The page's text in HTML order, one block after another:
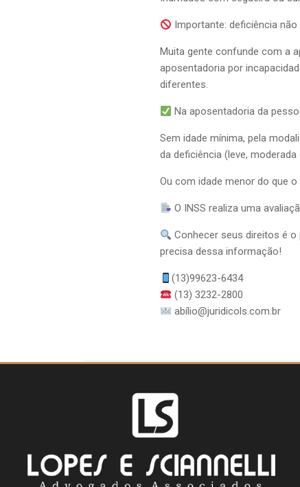
Importante: deficiência
Muita gente confunde com a
aposentadoria por
diferentes.
Na aposentadoria da
Sem idade mínima, pela
da deficiência (leve, moderada
Ou com idade menor do que
O INSS realiza uma
Conhecer seus direitos é
precisa dessa informação!
(13)99623-6434
(13) 3232-2800
abílio@juridicols.com.br